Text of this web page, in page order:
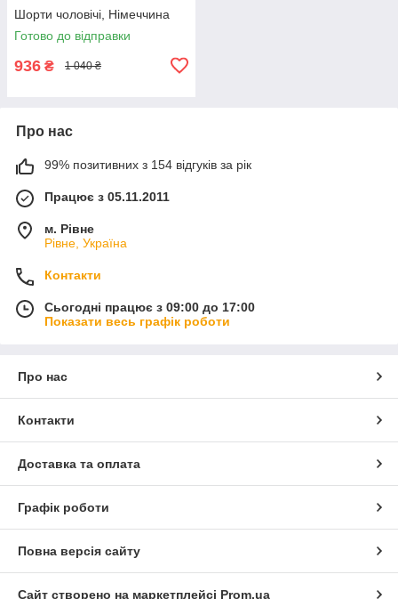
Шорти чоловічі, Німеччина
Готово до відправки
936 ₴ 1 040 ₴
Про нас
99% позитивних з 154 відгуків за рік
Працює з 05.11.2011
м. Рівне
Рівне, Україна
Контакти
Сьогодні працює з 09:00 до 17:00
Показати весь графік роботи
Про нас
Контакти
Доставка та оплата
Графік роботи
Повна версія сайту
Сайт створено на маркетплейсі Prom.ua